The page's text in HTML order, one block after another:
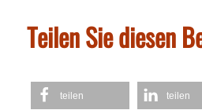
Teilen Sie diesen
teilen teilen